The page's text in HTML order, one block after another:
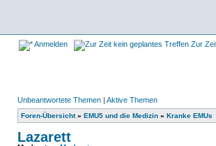
Anmelden Zur
Unbeantwortete Themen | Aktive Themen
Foren-Übersicht» EMU5 und die Medizin » Kranke EMUs
Lazarett